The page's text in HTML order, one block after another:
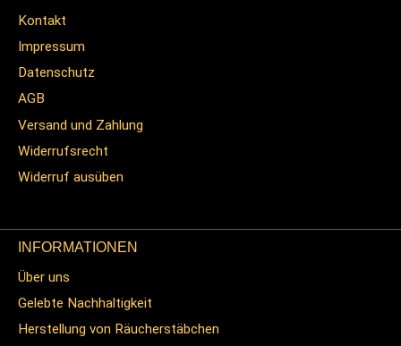
Kontakt
Impressum
Datenschutz
AGB
Versand und Zahlung
Widerrufsrecht
Widerruf ausüben
INFORMATIONEN
Über uns
Gelebte Nachhaltigkeit
Herstellung von Räucherstäbchen